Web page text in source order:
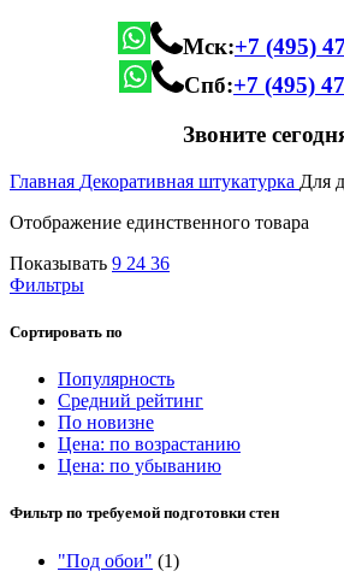
Мск:+7 (495)
Спб:+7 (495)
Звоните
Главная Декоративная штукатурка Для
Отображение единственного товара
Показывать 9 24 36
Фильтры
Сортировать по
Популярность
Средний рейтинг
По новизне
Цена: по возрастанию
Цена: по убыванию
Фильтр по требуемой подготовки стен
"Под обои" (1)